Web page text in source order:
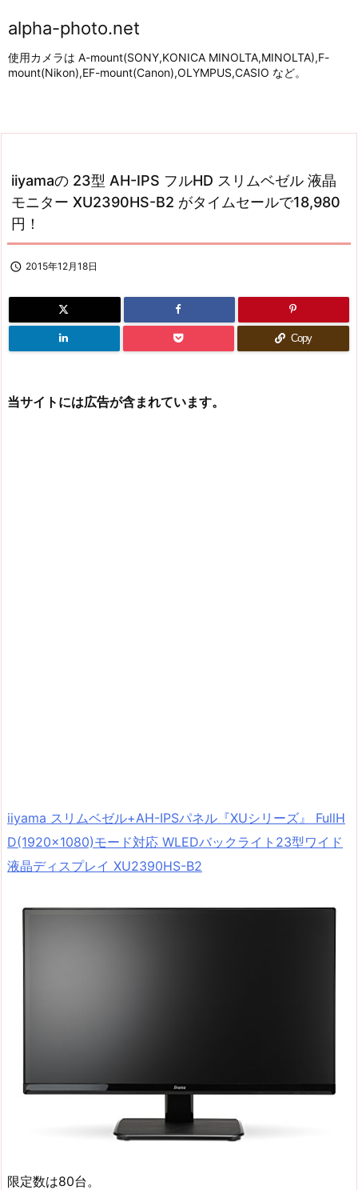
alpha-photo.net
使用カメラは A-mount(SONY,KONICA MINOLTA,MINOLTA),F-
mount(Nikon),EF-mount(Canon),OLYMPUS,CASIO など。
iiyamaの 23型 AH-IPS フルHD スリムベゼル 液晶
モニター XU2390HS-B2 がタイムセールで18,980
円！
 2015年12月18日
Copy
当サイトには広告が含まれています。
iiyama スリムベゼル+AH-IPSパネル『XUシリーズ』 FullH
D(1920×1080)モード対応 WLEDバックライト23型ワイド
液晶ディスプレイ XU2390HS-B2
限定数は80台。